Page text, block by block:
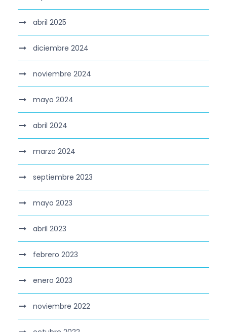
abril 2025
diciembre 2024
noviembre 2024
mayo 2024
abril 2024
marzo 2024
septiembre 2023
mayo 2023
abril 2023
febrero 2023
enero 2023
noviembre 2022